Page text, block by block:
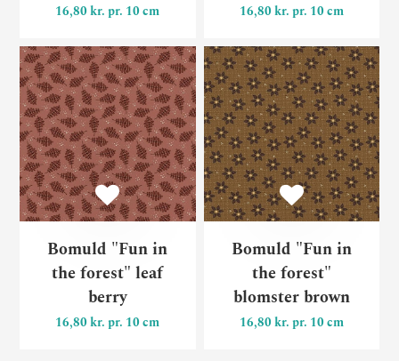
16,80 kr. pr. 10 cm 16,80 kr. pr. 10 cm
Bomuld "Fun in
the forest" leaf
berry
16,80 kr. pr. 10 cm
Bomuld "Fun in the forest"
Bomuld "Fun in
the forest"
blomster brown
16,80 kr. pr. 10 cm